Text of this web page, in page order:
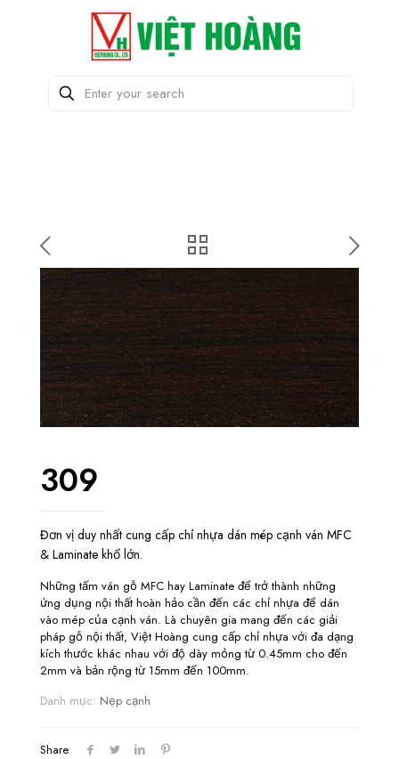
309
Đơn vị duy nhất cung cấp chỉ nhựa dán mép cạnh ván MFC
& Laminate khổ lớn.
Những tấm ván gỗ MFC hay Laminate để trở thành những
ứng dụng nội thất hoàn hảo cần đến các chỉ nhựa để dán
vào mép của cạnh ván. Là chuyên gia mang đến các giải
pháp gỗ nội thất, Việt Hoàng cung cấp chỉ nhựa với đa dạng
kích thước khác nhau với độ dày mỏng từ 0.45mm cho đến
2mm và bản rộng từ 15mm đến 100mm.
Danh mục: Nẹp cạnh
Share